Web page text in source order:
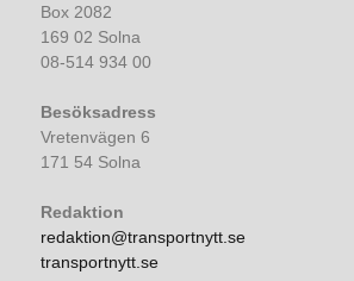
Box 2082
169 02 Solna
08-514 934 00
Besöksadress
Vretenvägen 6
171 54 Solna
Redaktion
redaktion@transportnytt.se
transportnytt.se